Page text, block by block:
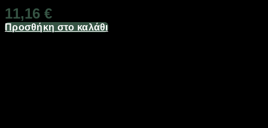
11,16 €
Προσθήκη στο καλάθι